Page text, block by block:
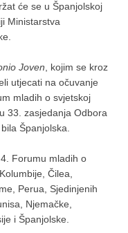
će se u Španjolskoj
Ministarstva
Joven , kojim se kroz
utjecati na očuvanje
mladih o svjetskoj
33. zasjedanja Odbora
Španjolska.
Forumu mladih o
Čilea,
Perua, Sjedinjenih
Njemačke,
i Španjolske.